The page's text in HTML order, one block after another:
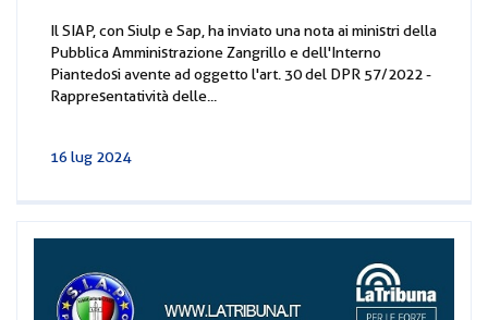
Il SIAP, con Siulp e Sap, ha inviato una nota ai ministri della
Pubblica Amministrazione Zangrillo e dell'Interno
Piantedosi avente ad oggetto l'art. 30 del DPR 57/2022 -
Rappresentatività delle...
16 lug 2024